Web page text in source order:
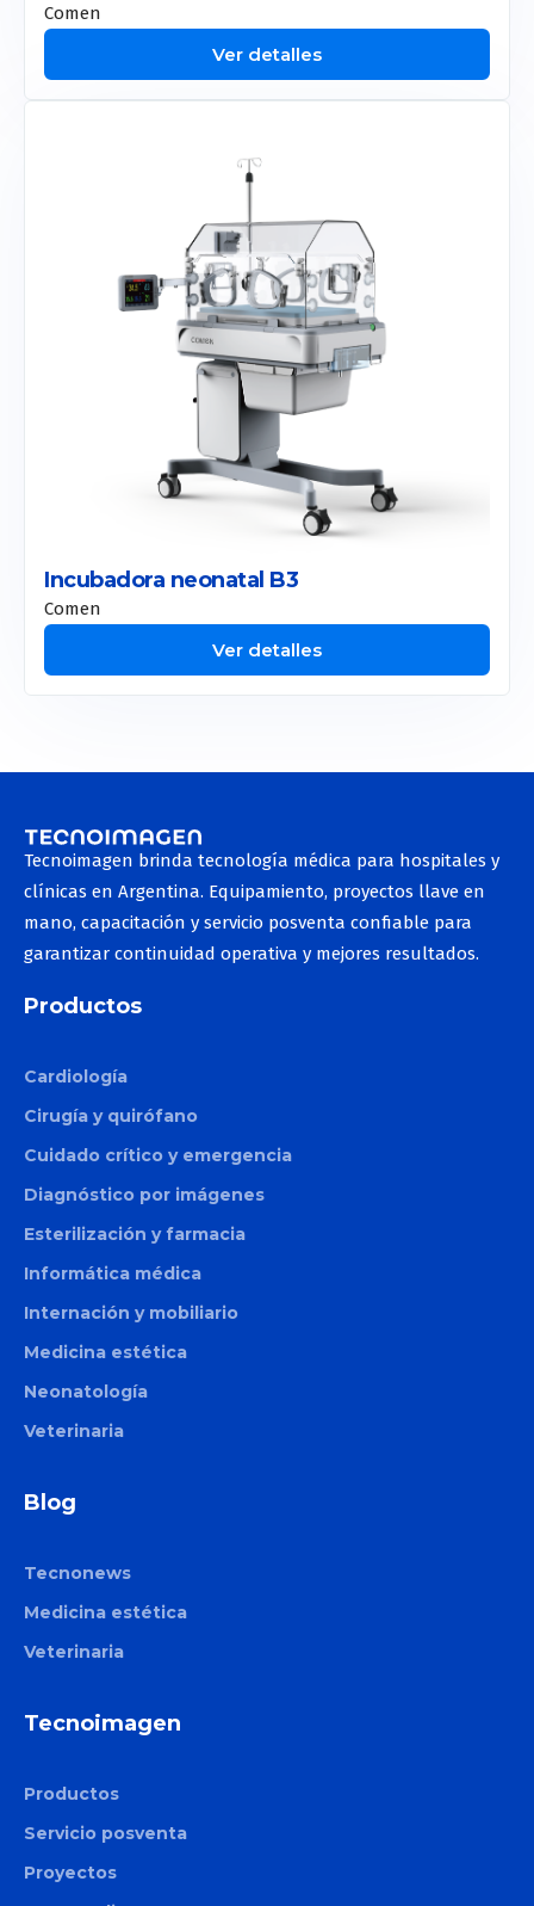
Comen
Ver detalles
Incubadora neonatal B3
Comen
Ver detalles
Tecnoimagen brinda tecnología médica para hospitales y
clínicas en Argentina. Equipamiento, proyectos llave en
mano, capacitación y servicio posventa confiable para
garantizar continuidad operativa y mejores resultados.
Productos
Cardiología
Cirugía y quirófano
Cuidado crítico y emergencia
Diagnóstico por imágenes
Esterilización y farmacia
Informática médica
Internación y mobiliario
Medicina estética
Neonatología
Veterinaria
Blog
Tecnonews
Medicina estética
Veterinaria
Tecnoimagen
Productos
Servicio posventa
Proyectos